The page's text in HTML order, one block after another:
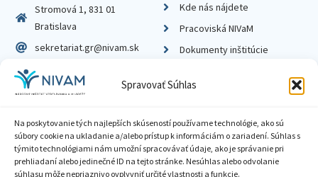
Spravovať Súhlas
Na poskytovanie tých najlepších skúseností používame technológie, ako sú
súbory cookie na ukladanie a/alebo prístup k informáciám o zariadení. Súhlas s
týmito technológiami nám umožní spracovávať údaje, ako je správanie pri
prehliadaní alebo jedinečné ID na tejto stránke. Nesúhlas alebo odvolanie
súhlasu môže nepriaznivo ovplyvniť určité vlastnosti a funkcie.
Stromová 1, 831 01
Bratislava
sekretariat.gr@nivam.sk
IČO: 00164348
DIČ: 2020798714
Kde nás nájdete
Pracoviská NIVaM
Dokumenty inštitúcie
Zásady ochrany súkromia